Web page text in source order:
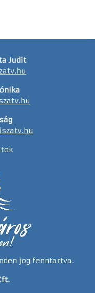
Judit
jog fenntartva.